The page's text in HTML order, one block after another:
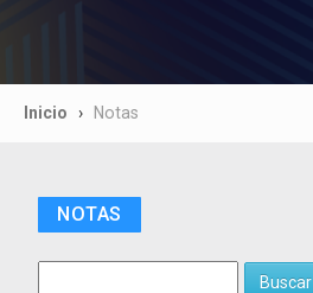
Inicio Notas
NOTAS
Buscar